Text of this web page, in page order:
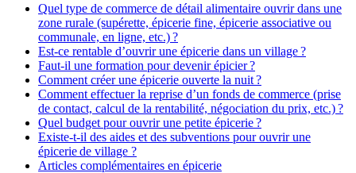
Quel type de commerce de détail alimentaire ouvrir dans une
zone rurale (supérette, épicerie fine, épicerie associative ou
communale, en ligne, etc.) ?
Est-ce rentable d’ouvrir une épicerie dans un village ?
Faut-il une formation pour devenir épicier ?
Comment créer une épicerie ouverte la nuit ?
Comment effectuer la reprise d’un fonds de commerce (prise
de contact, calcul de la rentabilité, négociation du prix, etc.) ?
Quel budget pour ouvrir une petite épicerie ?
Existe-t-il des aides et des subventions pour ouvrir une
épicerie de village ?
Articles complémentaires en épicerie